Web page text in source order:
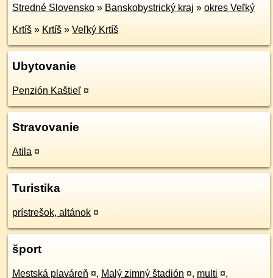
Stredné Slovensko » Banskobystrický kraj » okres Veľký
Krtíš » Krtíš » Veľký Krtíš
Ubytovanie
Penzión Kaštieľ ¤
Stravovanie
Atila ¤
Turistika
prístrešok, altánok ¤
šport
Mestská plaváreň ¤, Malý zimný štadión ¤, multi ¤,